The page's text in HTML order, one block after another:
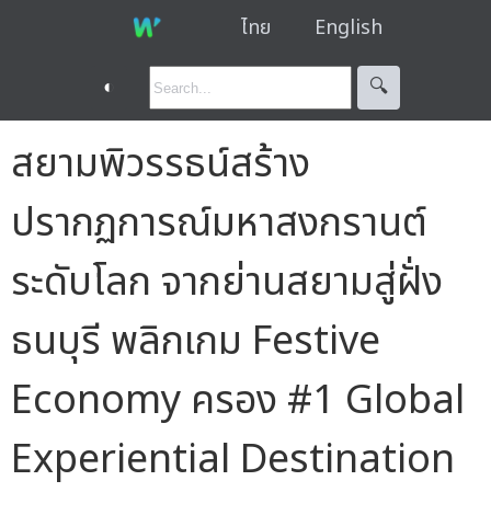
ไทย English
◐ 🔍︎
สยามพิวรรธน์สร้าง
ปรากฏการณ์มหาสงกรานต์
ระดับโลก จากย่านสยามสู่ฝั่ง
ธนบุรี พลิกเกม Festive
Economy ครอง #1 Global
Experiential Destination